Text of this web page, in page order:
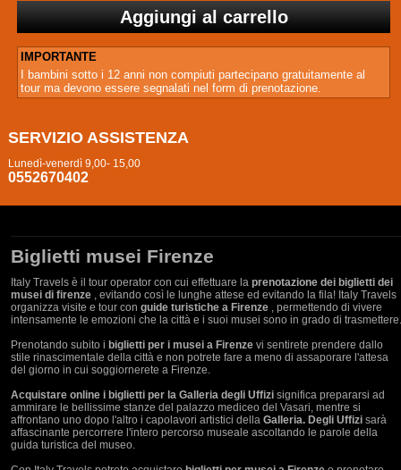
IMPORTANTE
I bambini sotto i 12 anni non compiuti partecipano gratuitamente al
tour ma devono essere segnalati nel form di prenotazione.
SERVIZIO ASSISTENZA
Lunedì-venerdì 9,00- 15,00
0552670402
Biglietti musei Firenze
Italy Travels è il tour operator con cui effettuare la prenotazione dei biglietti dei
musei di firenze , evitando così le lunghe attese ed evitando la fila! Italy Travels
organizza visite e tour con guide turistiche a Firenze , permettendo di vivere
intensamente le emozioni che la città e i suoi musei sono in grado di trasmettere.
Prenotando subito i biglietti per i musei a Firenze vi sentirete prendere dallo
stile rinascimentale della città e non potrete fare a meno di assaporare l'attesa
del giorno in cui soggiornerete a Firenze.
Acquistare online i biglietti per la Galleria degli Uffizi significa prepararsi ad
ammirare le bellissime stanze del palazzo mediceo del Vasari, mentre si
affrontano uno dopo l'altro i capolavori artistici della Galleria. Degli Uffizi sarà
affascinante percorrere l'intero percorso museale ascoltando le parole della
guida turistica del museo.